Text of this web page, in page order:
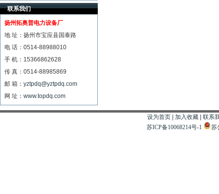
联系我们
扬州拓奥普电力设备厂
地 址：扬州市宝应县国泰路
电 话：0514-88988010
手 机：15366862628
传 真：0514-88985869
邮 箱： yztpdq@yztpdq.com
网 址： www.topdq.com
设为首页 加入收藏
联系
苏ICP备10068214号-1
苏